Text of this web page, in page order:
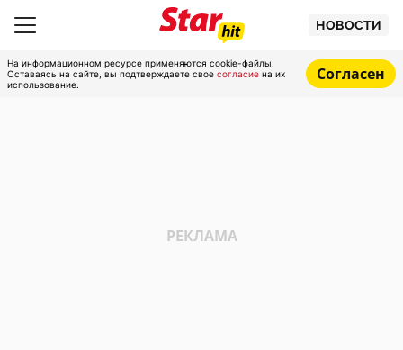
НОВОСТИ
На информационном ресурсе применяются cookie-файлы.
Оставаясь на сайте, вы подтверждаете свое согласие на их
использование.
Согласен